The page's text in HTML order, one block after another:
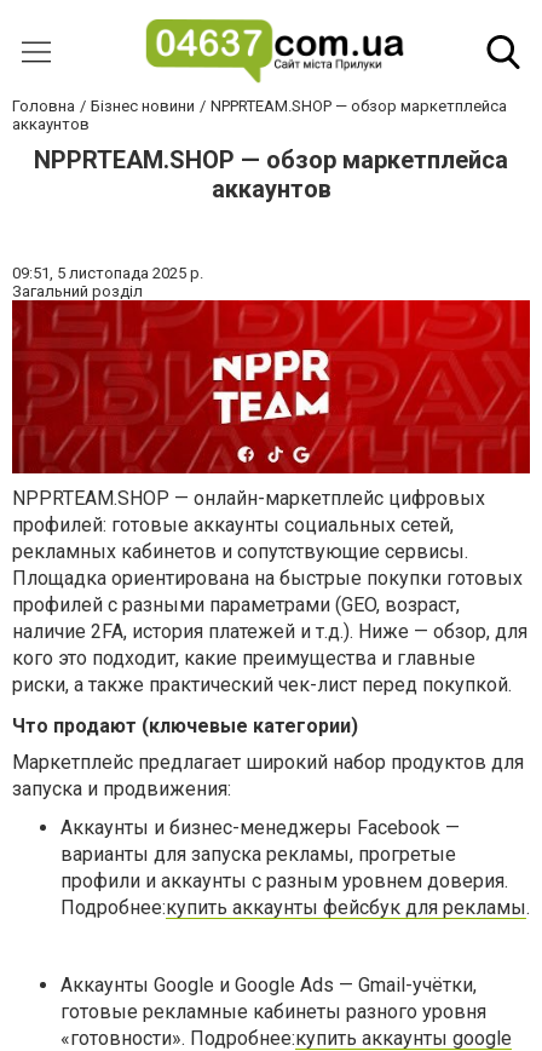
Головна Бізнес новини
NPPRTEAM.SHOP — обзор маркетплейса
аккаунтов
NPPRTEAM.SHOP — обзор маркетплейса
аккаунтов
09:51, 5 листопада 2025 р.
Загальний розділ
NPPRTEAM.SHOP — онлайн-маркетплейс цифровых
профилей: готовые аккаунты социальных сетей,
рекламных кабинетов и сопутствующие сервисы.
Площадка ориентирована на быстрые покупки готовых
профилей с разными параметрами (GEO, возраст,
наличие 2FA, история платежей и т.д.). Ниже — обзор, для
кого это подходит, какие преимущества и главные
риски, а также практический чек-лист перед покупкой.
Что продают (ключевые категории)
Маркетплейс предлагает широкий набор продуктов для
запуска и продвижения:
Аккаунты и бизнес-менеджеры Facebook —
варианты для запуска рекламы, прогретые
профили и аккаунты с разным уровнем доверия.
Подробнее:купить аккаунты фейсбук для рекламы.
Аккаунты Google и Google Ads — Gmail-учётки,
готовые рекламные кабинеты разного уровня
«готовности». Подробнее:купить аккаунты google